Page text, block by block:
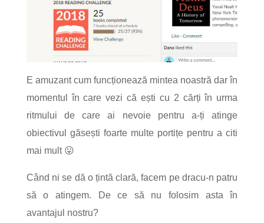
E amuzant cum funcționează mintea noastră dar în
momentul în care vezi că ești cu 2 cărți în urma
ritmului de care ai nevoie pentru a-ți atinge
obiectivul găsești foarte multe portițe pentru a citi
mai mult 😛
Când ni se dă o țintă clară, facem pe dracu-n patru
să o atingem. De ce să nu folosim asta în
avantajul nostru?